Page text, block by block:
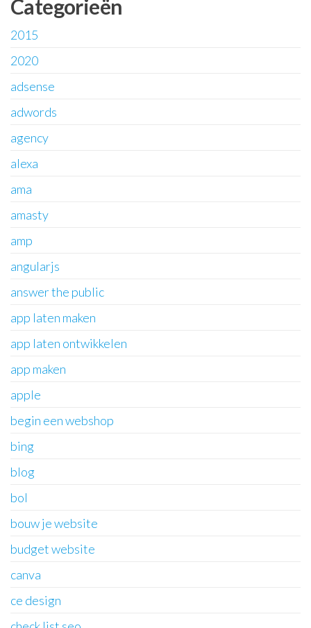
Categorieën
2015
2020
adsense
adwords
agency
alexa
ama
amasty
amp
angularjs
answer the public
app laten maken
app laten ontwikkelen
app maken
apple
begin een webshop
bing
blog
bol
bouw je website
budget website
canva
ce design